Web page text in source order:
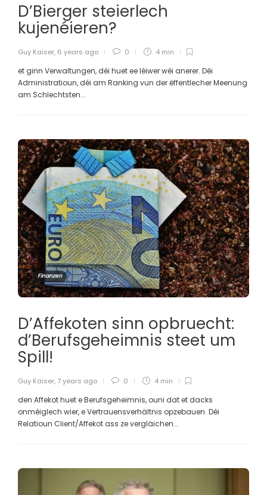
D’Bierger steierlech
kujenéieren?
Guy Kaiser, 6 years ago 0 4 min
et ginn Verwaltungen, déi huet ee léiwer wéi anerer. Déi
Administratioun, déi am Ranking vun der ëffentlecher Meenung
am Schlechtsten...
Finanzen
D’Affekoten sinn opbruecht:
d’Berufsgeheimnis steet um
Spill!
Guy Kaiser, 7 years ago 0 4 min
den Affekot huet e Berufsgeheimnis, ouni dat et dacks
onméiglech wier, e Vertrauensverhältnis opzebauen. Déi
Relatioun Client/Affekot ass ze vergläichen...